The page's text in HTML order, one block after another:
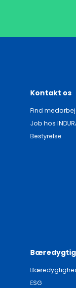
Kontakt os
Find
Job hos
Bestyrelse
ESG